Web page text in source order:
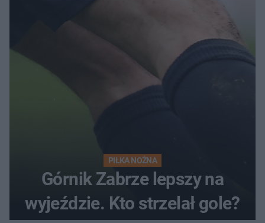
PIŁKA NOŻNA
Górnik Zabrze lepszy na
wyjeździe. Kto strzelał gole?